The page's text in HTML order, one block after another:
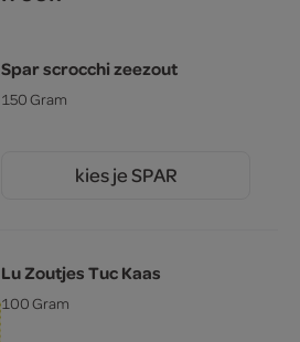
Spar scrocchi zeezout
150 Gram
kies je SPAR
Lu Zoutjes Tuc Kaas
100 Gram